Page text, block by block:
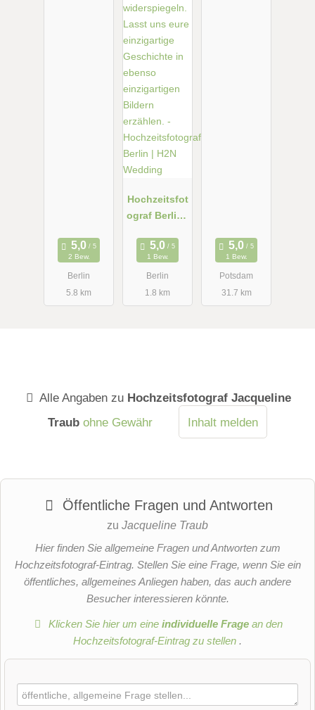
2 Bew.
Berlin
5.8 km
Hochzeitsfot
ograf Berlin |
Wedding
1 Bew.
Berlin
1.8 km
1 Bew.
Potsdam
31.7 km
Alle Angaben zu Hochzeitsfotograf Jacqueline
Traub ohne Gewähr Inhalt melden
Öffentliche Fragen und Antworten
zu Jacqueline Traub
Hier finden Sie allgemeine Fragen und Antworten zum
Hochzeitsfotograf-Eintrag. Stellen Sie eine Frage, wenn Sie ein
öffentliches, allgemeines Anliegen haben, das auch andere
Besucher interessieren könnte.
Klicken Sie hier um eineindividuelle Frage an den
Hochzeitsfotograf-Eintrag zu stellen .